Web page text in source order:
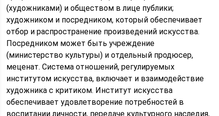
(художниками) и обществом в лице публики;
художником и посредником, который обеспечивает
отбор и распространение произведений искусства.
Посредником может быть учреждение
(министерство культуры) и отдельный продюсер,
меценат. Система отношений, регулируемых
институтом искусства, включает и взаимодействие
художника с критиком. Институт искусства
обеспечивает удовлетворение потребностей в
воспитании личности, передаче культурного наследия,